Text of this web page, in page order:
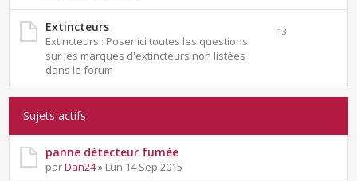
Extincteurs
Extincteurs : Poser ici toutes les questions
sur les marques d'extincteurs non listées
dans le forum
13
Sujets actifs
panne détecteur fumée
parDan24» Lun 14 Sep 2015